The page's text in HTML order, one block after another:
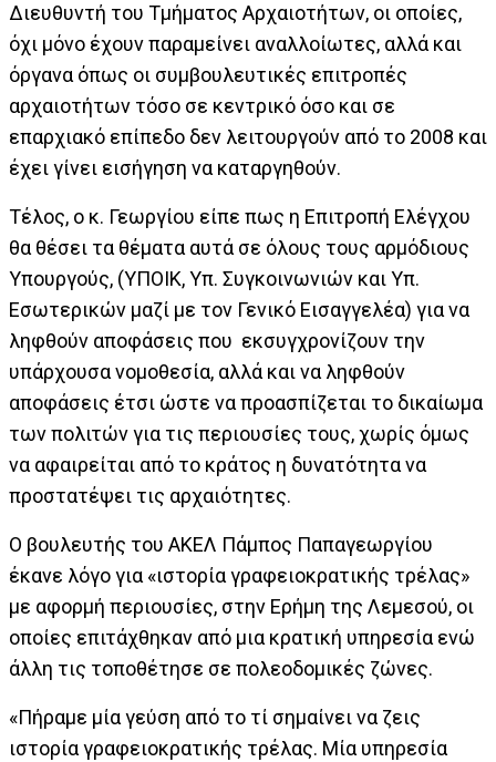
Διευθυντή του Τμήματος Αρχαιοτήτων, οι οποίες,
όχι μόνο έχουν παραμείνει αναλλοίωτες, αλλά και
όργανα όπως οι συμβουλευτικές επιτροπές
αρχαιοτήτων τόσο σε κεντρικό όσο και σε
επαρχιακό επίπεδο δεν λειτουργούν από το 2008 και
έχει γίνει εισήγηση να καταργηθούν.
Τέλος, ο κ. Γεωργίου είπε πως η Επιτροπή Ελέγχου
θα θέσει τα θέματα αυτά σε όλους τους αρμόδιους
Υπουργούς, (ΥΠΟΙΚ, Υπ. Συγκοινωνιών και Υπ.
Εσωτερικών μαζί με τον Γενικό Εισαγγελέα) για να
ληφθούν αποφάσεις που εκσυγχρονίζουν την
υπάρχουσα νομοθεσία, αλλά και να ληφθούν
αποφάσεις έτσι ώστε να προασπίζεται το δικαίωμα
των πολιτών για τις περιουσίες τους, χωρίς όμως
να αφαιρείται από το κράτος η δυνατότητα να
προστατέψει τις αρχαιότητες.
Ο βουλευτής του ΑΚΕΛ Πάμπος Παπαγεωργίου
έκανε λόγο για «ιστορία γραφειοκρατικής τρέλας»
με αφορμή περιουσίες, στην Ερήμη της Λεμεσού, οι
οποίες επιτάχθηκαν από μια κρατική υπηρεσία ενώ
άλλη τις τοποθέτησε σε πολεοδομικές ζώνες.
«Πήραμε μία γεύση από το τί σημαίνει να ζεις
ιστορία γραφειοκρατικής τρέλας. Μία υπηρεσία